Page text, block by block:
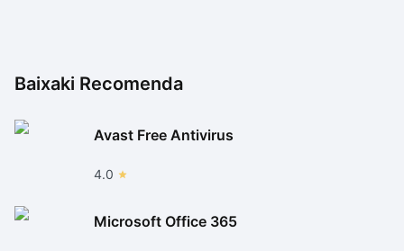
Baixaki Recomenda
Avast Free Antivirus
4.0
Microsoft Office 365